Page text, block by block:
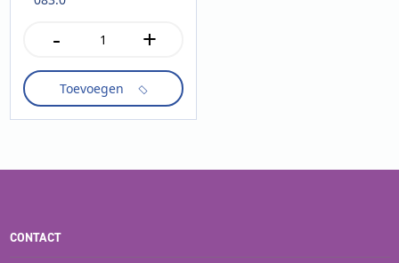
-
Schuimfilter
natte
toepassingen
voor
stof-/waterzuigers
NT
+
Toevoegen
CONTACT